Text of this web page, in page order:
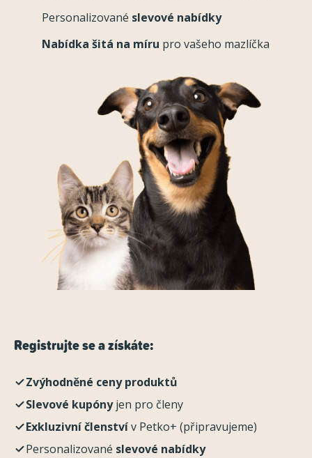
Personalizované slevové nabídky
Nabídka šitá na míru pro vašeho mazlíčka
Registrujte se a získáte:
Zvýhodněné ceny produktů
Slevové kupónyjen pro členy
Exkluzivní členstvív Petko+ (připravujeme)
Personalizované slevové nabídky